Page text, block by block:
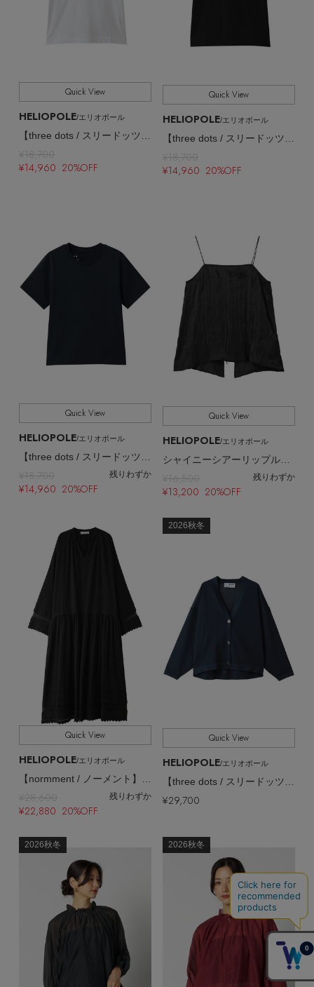
Quick View
HELIOPOLE/エリオポール
¥18,700
¥14,960 20%OFF
Quick View
HELIOPOLE/エリオポール
¥18,700
¥14,960 20%OFF
Quick View
HELIOPOLE/エリオポール
【three dots / スリードッツ】Powdery cotton boy’s alex
¥18,700 残りわずか
¥14,960 20%OFF
Quick View
HELIOPOLE/エリオポール
シャイニーシアーリップルキャミソール
¥16,500 残りわずか
¥13,200 20%OFF
Quick View
HELIOPOLE/エリオポール
¥28,600 残りわずか
¥22,880 20%OFF
2026秋冬
Quick View
HELIOPOLE/エリオポール
¥29,700
2026秋冬 2026秋冬